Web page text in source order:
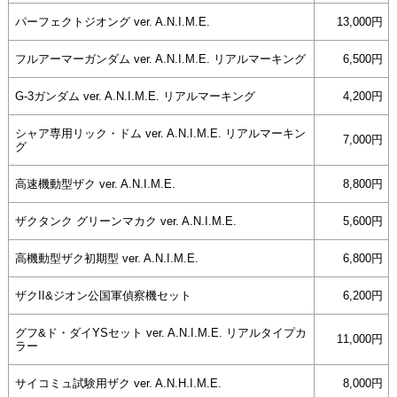
パーフェクトジオング ver. A.N.I.M.E. 13,000円
フルアーマーガンダム ver. A.N.I.M.E. リアルマーキング 6,500円
G-3ガンダム ver. A.N.I.M.E. リアルマーキング 4,200円
シャア専用リック・ドム ver. A.N.I.M.E. リアルマーキン
グ
7,000円
高速機動型ザク ver. A.N.I.M.E. 8,800円
ザクタンク グリーンマカク ver. A.N.I.M.E. 5,600円
高機動型ザク初期型 ver. A.N.I.M.E. 6,800円
ザクII&ジオン公国軍偵察機セット 6,200円
グフ&ド・ダイYSセット ver. A.N.I.M.E. リアルタイプカ
ラー
11,000円
サイコミュ試験用ザク ver. A.N.H.I.M.E. 8,000円